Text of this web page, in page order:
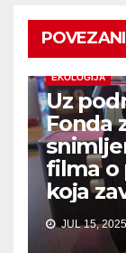
EKOLOGIJA
Uz
Fonda
filma o
koja
JUL 15, 2025